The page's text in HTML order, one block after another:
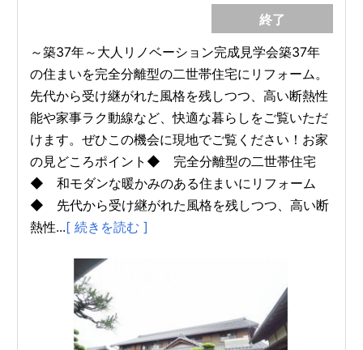
終了
～築37年～大人リノベーション完成見学会築37年
の住まいを完全分離型の二世帯住宅にリフォーム。
先代から受け継がれた風格を残しつつ、高い断熱性
能や家事ラク動線など、快適な暮らしをご覧いただ
けます。ぜひこの機会に現地でご覧ください！お家
の見どころポイント◆ 完全分離型の二世帯住宅
◆ 和モダンな暖かみのある住まいにリフォーム
◆ 先代から受け継がれた風格を残しつつ、高い断
熱性...[ 続きを読む ]